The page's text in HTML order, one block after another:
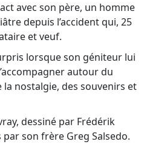
avec son père, un homme
depuis l’accident qui, 25
et veuf.
lorsque son géniteur lui
autour du
nostalgie, des souvenirs et
dessiné par Frédérik
son frère Greg Salsedo.